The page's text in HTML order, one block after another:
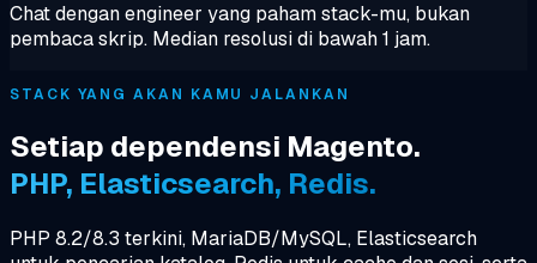
Chat dengan engineer yang paham stack-mu, bukan
pembaca skrip. Median resolusi di bawah 1 jam.
STACK YANG AKAN KAMU JALANKAN
Setiap dependensi Magento.
PHP, Elasticsearch, Redis.
PHP 8.2/8.3 terkini, MariaDB/MySQL, Elasticsearch